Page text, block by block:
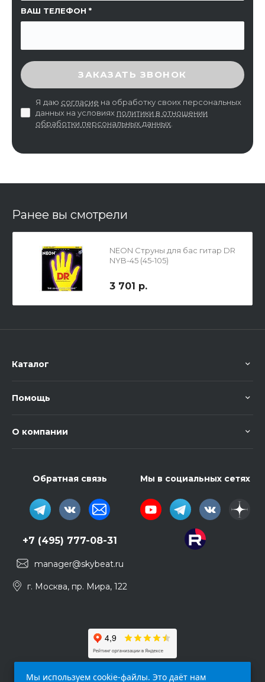
ВАШ ТЕЛЕФОН
ВВЕДИТЕ ПРОВЕРОЧНЫЙ КОД
ЗАКАЗАТЬ ЗВОНОК
Я даю согласие на обработку своих персональных
данных на условиях политики в отношении
обработки персональных данных
Ранее вы смотрели
NEON Струны для бас гитар DR
NYB-45 (45-105)
3 701 р.
Каталог
Помощь
О компании
Обратная связь
+7 (495) 777-08-31
manager@skybeat.ru
г. Москва, пр. Мира, 122
Мы в социальных сетях
Мы используем cookie-файлы. Это даёт нам